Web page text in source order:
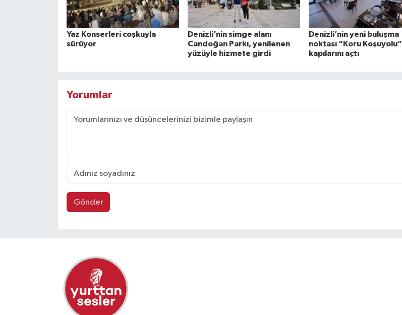
Yaz Konserleri coşkuyla
sürüyor
Denizli’nin simge alanı
Candoğan Parkı, yenilenen
yüzüyle hizmete girdi
Denizli’nin yeni buluşma
noktası “Koru Koşuyolu”
kapılarını açtı
Yorumlar
Gönder